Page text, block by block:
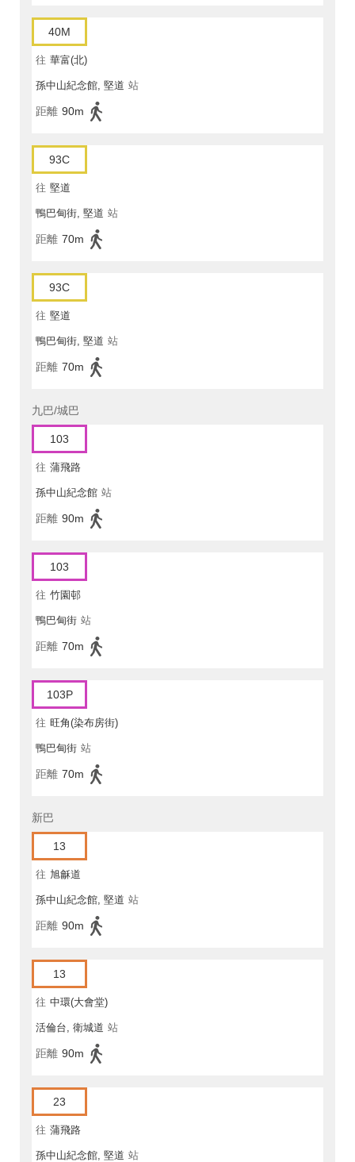
40M
往 華富(北)
孫中山紀念館, 堅道 站
距離 90m
93C
往 堅道
鴨巴甸街, 堅道 站
距離 70m
93C
往 堅道
鴨巴甸街, 堅道 站
距離 70m
九巴/城巴
103
往 蒲飛路
孫中山紀念館 站
距離 90m
103
往 竹園邨
鴨巴甸街 站
距離 70m
103P
往 旺角(染布房街)
鴨巴甸街 站
距離 70m
新巴
13
往 旭龢道
孫中山紀念館, 堅道 站
距離 90m
13
往 中環(大會堂)
活倫台, 衛城道 站
距離 90m
23
往 蒲飛路
孫中山紀念館, 堅道 站